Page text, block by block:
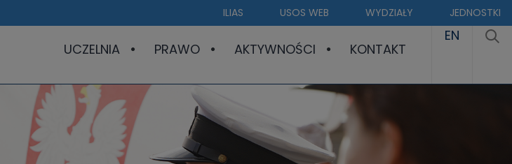
ILIAS USOS WEB WYDZIAŁY JEDNOSTKI
UCZELNIA PRAWO AKTYWNOŚCI KONTAKT
EN